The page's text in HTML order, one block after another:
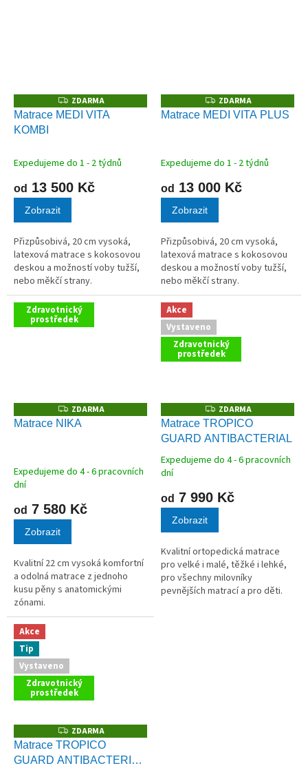
Z
D
A
ZDARMA
Matrace MEDI VITA
KOMBI
Expedujeme do 1 - 2 týdnů
od 13 500 Kč
Zobrazit
Přizpůsobivá, 20 cm vysoká,
latexová matrace s kokosovou
deskou a možností voby tužší,
nebo měkčí strany.
Z
D
A
ZDARMA
Matrace MEDI VITA PLUS
Expedujeme do 1 - 2 týdnů
od 13 000 Kč
Zobrazit
Přizpůsobivá, 20 cm vysoká,
latexová matrace s kokosovou
deskou a možností voby tužší,
nebo měkčí strany.
Zdravotnický
prostředek
Z
D
A
ZDARMA
Matrace NIKA
Expedujeme do 4 - 6 pracovních
dní
od 7 580 Kč
Zobrazit
Kvalitní 22 cm vysoká komfortní
a odolná matrace z jednoho
kusu pěny s anatomickými
zónami.
Akce
Vystaveno
Zdravotnický
prostředek
Z
D
A
R
A
ZDARMA
Matrace TROPICO
GUARD ANTIBACTERIAL
Průměrné
produktu
je
5,0
z
5
hvězdiček.
Expedujeme do 4 - 6 pracovních
dní
od 7 990 Kč
Zobrazit
Kvalitní ortopedická matrace
pro velké i malé, těžké i lehké,
pro všechny milovníky
pevnějších matrací a pro děti.
Akce
Tip
Vystaveno
Zdravotnický
prostředek
Z
D
A
R
ZDARMA
Matrace TROPICO
GUARD ANTIBACTERIAL